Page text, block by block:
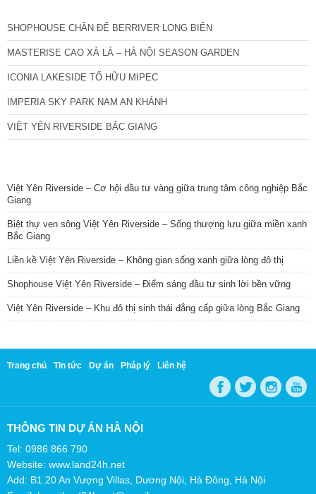
SHOPHOUSE CHÂN ĐẾ BERRIVER LONG BIÊN
MASTERISE CAO XÀ LÁ – HÀ NỘI SEASON GARDEN
ICONIA LAKESIDE TỐ HỮU MIPEC
IMPERIA SKY PARK NAM AN KHÁNH
VIỆT YÊN RIVERSIDE BẮC GIANG
Việt Yên Riverside – Cơ hội đầu tư vàng giữa trung tâm công nghiệp Bắc
Giang
Biệt thự ven sông Việt Yên Riverside – Sống thượng lưu giữa miền xanh
Bắc Giang
Liền kề Việt Yên Riverside – Không gian sống xanh giữa lòng đô thị
Shophouse Việt Yên Riverside – Điểm sáng đầu tư sinh lời bền vững
Việt Yên Riverside – Khu đô thị sinh thái đẳng cấp giữa lòng Bắc Giang
Trang chủ Tin tức Dự án Pháp lý Liên hệ
THÔNG TIN DỰ ÁN HÀ NỘI
Tel: 0986 866 790
Website: www.land24h.net
Add: B1.20 An Vượng Villas, Dương Nội, Hà Đông, Hà Nội